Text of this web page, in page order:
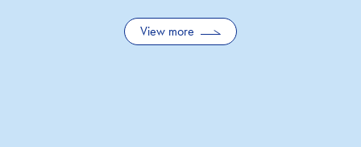
View more